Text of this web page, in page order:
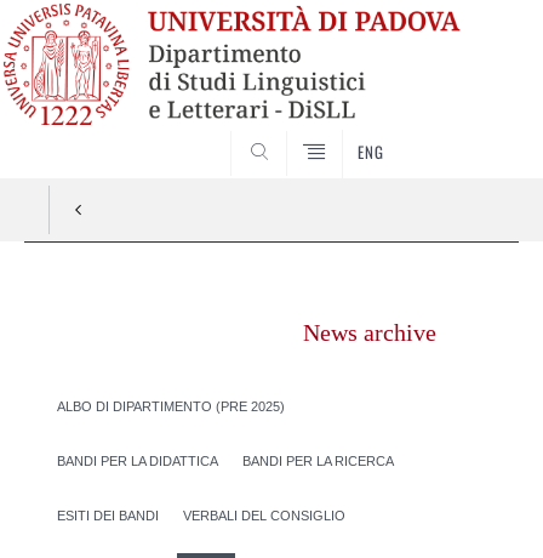
ENG
News archive
ALBO DI DIPARTIMENTO (PRE 2025)
BANDI PER LA DIDATTICA BANDI PER LA RICERCA
ESITI DEI BANDI VERBALI DEL CONSIGLIO